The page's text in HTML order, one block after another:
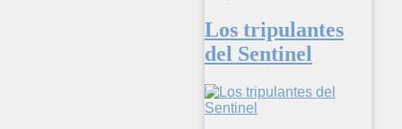
Los tripulantes
del Sentinel